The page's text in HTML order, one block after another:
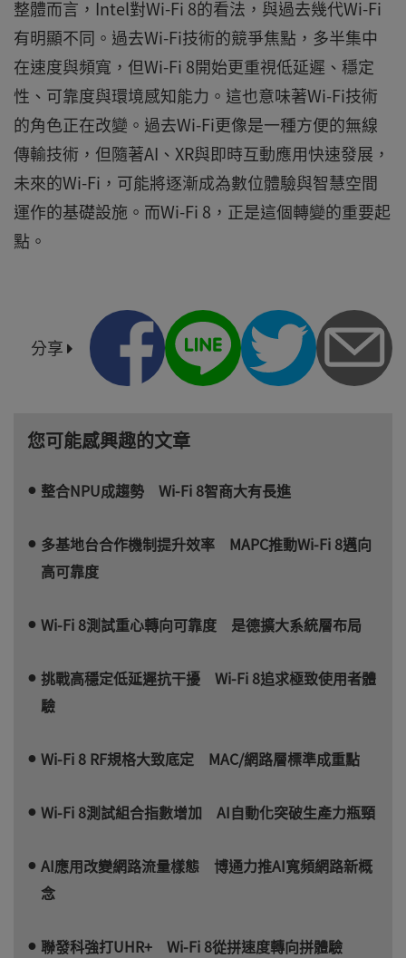
整體而言，Intel對Wi-Fi 8的看法，與過去幾代Wi-Fi
有明顯不同。過去Wi-Fi技術的競爭焦點，多半集中
在速度與頻寬，但Wi-Fi 8開始更重視低延遲、穩定
性、可靠度與環境感知能力。這也意味著Wi-Fi技術
的角色正在改變。過去Wi-Fi更像是一種方便的無線
傳輸技術，但隨著AI、XR與即時互動應用快速發展，
未來的Wi-Fi，可能將逐漸成為數位體驗與智慧空間
運作的基礎設施。而Wi-Fi 8，正是這個轉變的重要起
點。
分享
您可能感興趣的文章
整合NPU成趨勢 Wi-Fi 8智商大有長進
多基地台合作機制提升效率 MAPC推動Wi-Fi 8邁向
高可靠度
Wi-Fi 8測試重心轉向可靠度 是德擴大系統層布局
挑戰高穩定低延遲抗干擾 Wi-Fi 8追求極致使用者體
驗
Wi-Fi 8 RF規格大致底定 MAC/網路層標準成重點
Wi-Fi 8測試組合指數增加 AI自動化突破生產力瓶頸
AI應用改變網路流量樣態 博通力推AI寬頻網路新概
念
聯發科強打UHR+ Wi-Fi 8從拼速度轉向拼體驗